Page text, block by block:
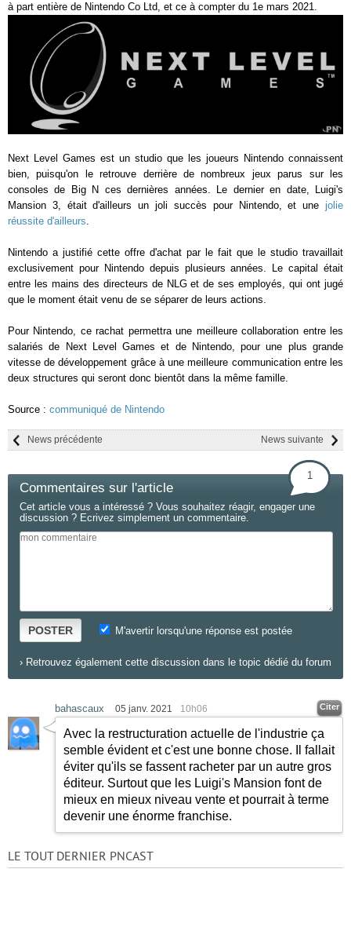
à part entière de Nintendo Co Ltd, et ce à compter du 1e mars 2021.
Next Level Games est un studio que les joueurs Nintendo connaissent
bien, puisqu'on le retrouve derrière de nombreux jeux parus sur les
consoles de Big N ces dernières années. Le dernier en date, Luigi's
Mansion 3, était d'ailleurs un joli succès pour Nintendo, et une jolie
réussite d'ailleurs
Nintendo a justifié cette offre d'achat par le fait que le studio travaillait
exclusivement pour Nintendo depuis plusieurs années. Le capital était
entre les mains des directeurs de NLG et de ses employés, qui ont jugé
que le moment était venu de se séparer de leurs actions.
Pour Nintendo, ce rachat permettra une meilleure collaboration entre les
salariés de Next Level Games et de Nintendo, pour une plus grande
vitesse de développement grâce à une meilleure communication entre les
deux structures qui seront donc bientôt dans la même famille.
Source : communiqué de Nintendo
News suivante
News précédente
Commentaires sur l'article
1
Cet article vous a intéressé ? Vous souhaitez réagir, engager une
discussion ? Ecrivez simplement un commentaire.
POSTER M'avertir lorsqu'une réponse est postée
› Retrouvez également cette discussion dans le topic dédié du forum
bahascaux 05 janv. 2021 10h06 Citer
Avec la restructuration actuelle de l'industrie ça
semble évident et c'est une bonne chose. Il fallait
éviter qu'ils se fassent racheter par un autre gros
éditeur. Surtout que les Luigi's Mansion font de
mieux en mieux niveau vente et pourrait à terme
devenir une énorme franchise.
LE TOUT DERNIER PNCAST